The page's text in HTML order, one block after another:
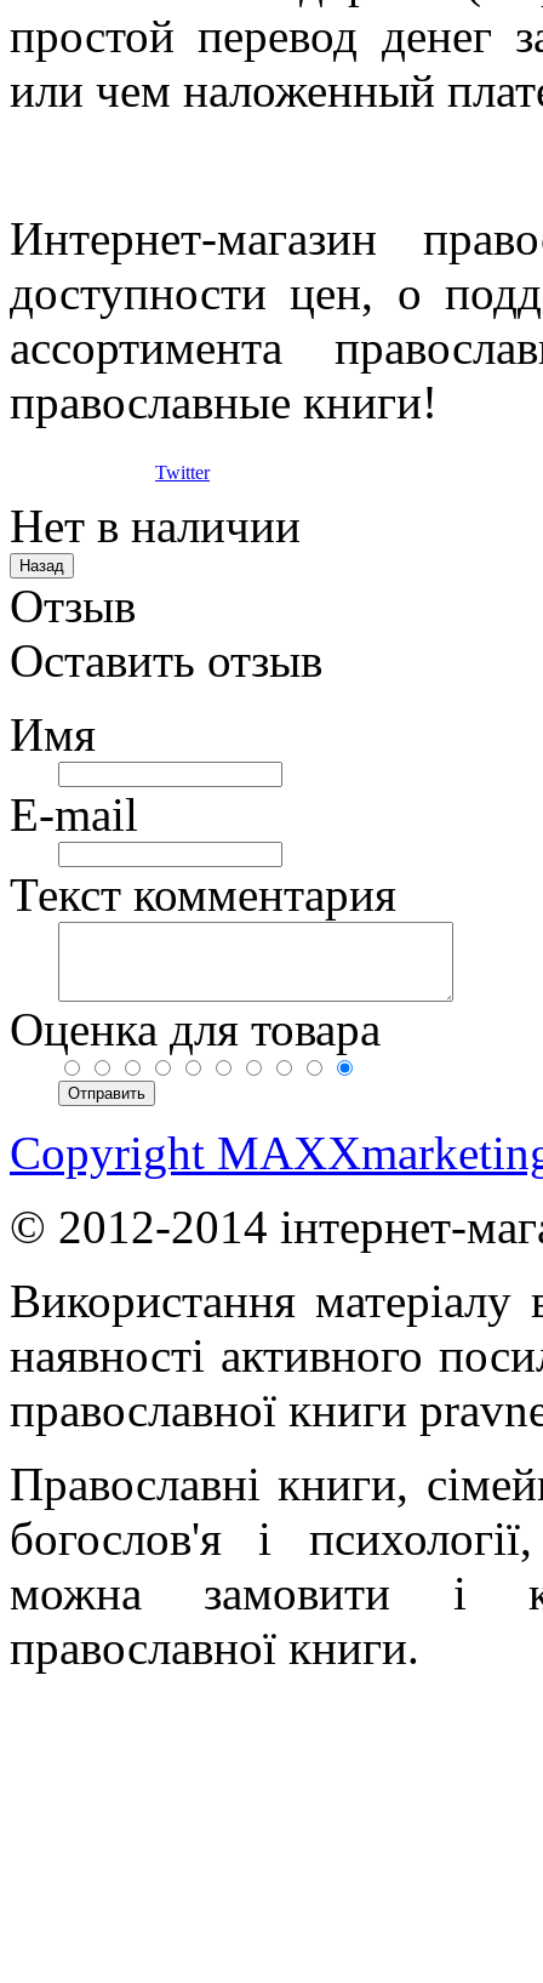
простой перевод денег
или чем наложенный
Интернет-магазин
доступности цен, о
ассортимента
православные книги!
Twitter
Нет в наличии
Отзыв
Оставить отзыв
Имя
E-mail
Текст комментария
Оценка для товара
Copyright
© 2012-2014 інтернет-
Використання матеріалу
наявності активного
православної книги
Православні книги,
богослов'я і
можна замовити і
православної книги.